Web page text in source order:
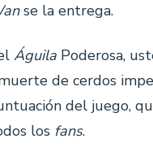
se la entrega.
Águila Poderosa,
de cerdos
del juego,
los fans.